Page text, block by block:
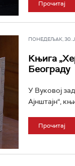
Прочитај
ПОНЕДЕЉАК, 30.
Књига
Београду
У Вуковој
Ајнштајн“,
Прочитај